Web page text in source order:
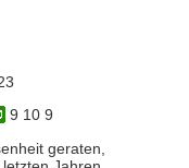
9 10 9
geraten,